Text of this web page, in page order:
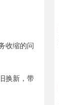
收缩的问
换新，带